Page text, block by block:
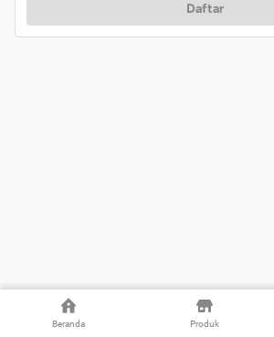
Beranda Produk
Daftar